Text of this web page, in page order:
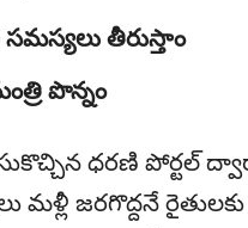
సమస్యలు తీరుస్తాం
పొన్నం
ధరణి పోర్టల్‌
మళ్లీ జరగొద్దనే